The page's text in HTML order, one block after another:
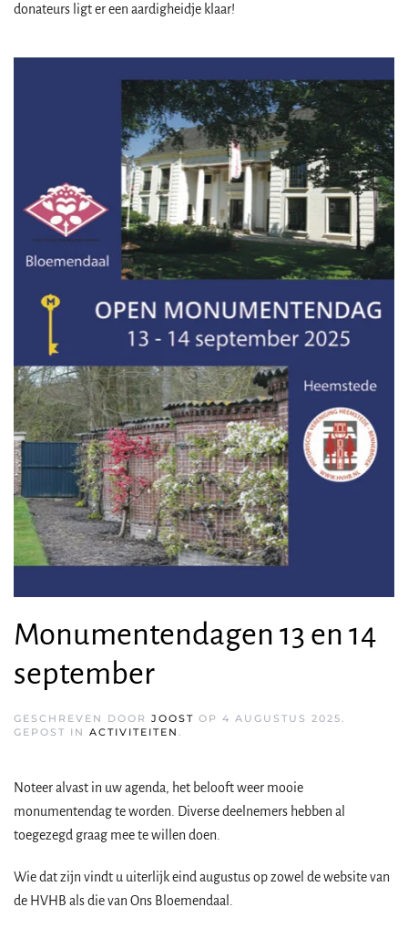
donateurs ligt er een aardigheidje klaar!
Monumentendagen 13 en 14
september
GESCHREVEN DOOR JOOST OP 4 AUGUSTUS 2025.
GEPOST IN ACTIVITEITEN .
Noteer alvast in uw agenda, het belooft weer mooie
monumentendag te worden. Diverse deelnemers hebben al
toegezegd graag mee te willen doen.
Wie dat zijn vindt u uiterlijk eind augustus op zowel de website van
de HVHB als die van Ons Bloemendaal.